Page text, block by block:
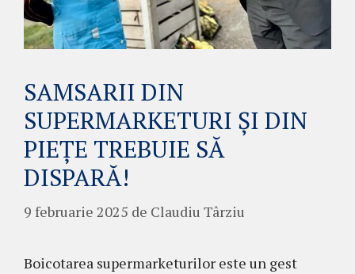
SAMSARII DIN
SUPERMARKETURI ȘI DIN
PIEȚE TREBUIE SĂ
DISPARĂ!
9 februarie 2025 de Claudiu Târziu
Boicotarea supermarketurilor este un gest